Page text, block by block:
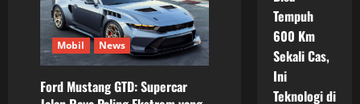
yang
Semakin
Relevan
di
Tengah
Padatnya
Mobilitas
Mobil News
Ford Mustang GTD: Supercar
Tempuh
600 Km
Sekali Cas,
Ini
Teknologi di